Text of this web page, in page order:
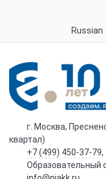
Russian
г. Москва,
квартал)
+7 (499) 450-37-79,
Образовательный